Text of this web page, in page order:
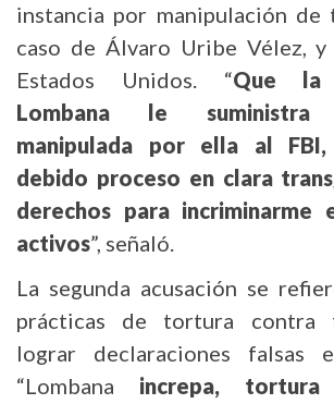
instancia por manipulación de
caso de Álvaro Uribe Vélez,
Estados Unidos. “Que la
Lombana le suministra
manipulada por ella al
debido proceso en clara
derechos para incriminarme
activos”, señaló.
La segunda acusación se
prácticas de tortura contra
lograr declaraciones falsas
“Lombana increpa,